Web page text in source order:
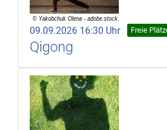
09.09.2026 16:30 Uhr Freie
Qigong